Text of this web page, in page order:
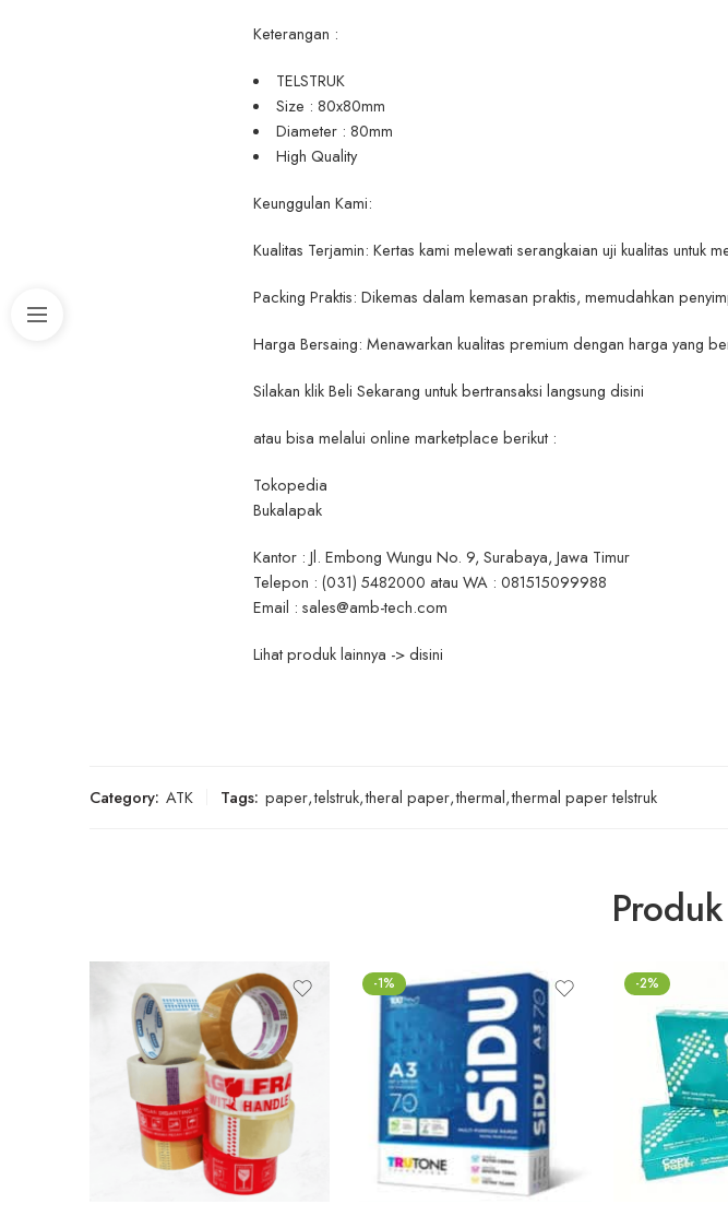
Keterangan :
TELSTRUK
Size : 80x80mm
Diameter : 80mm
High Quality
Keunggulan Kami:
Kualitas Terjamin: Kertas kami melewati serangkaian uji kualitas
Packing Praktis: Dikemas dalam kemasan praktis, memudahkan
Harga Bersaing: Menawarkan kualitas premium dengan harga yang
Silakan klik Beli Sekarang untuk bertransaksi langsung disini
atau bisa melalui online marketplace berikut :
Tokopedia
Bukalapak
Kantor : Jl. Embong Wungu No. 9, Surabaya, Jawa Timur
Telepon : (031) 5482000 atau WA : 081515099988
Email : sales@amb-tech.com
Lihat produk lainnya -> disini
Category: ATK Tags: paper,telstruk,theral paper,thermal,thermal paper telstruk
-1% -2%